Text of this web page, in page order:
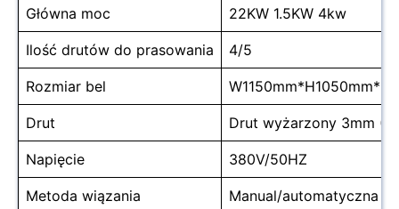
Główna moc 22KW 1.5KW 4kw
Ilość drutów do prasowania 4/5
Rozmiar bel W1150mm*H1050mm*L
Drut Drut wyżarzony 3mm
Napięcie 380V/50HZ
Metoda wiązania Manual/automatyczna